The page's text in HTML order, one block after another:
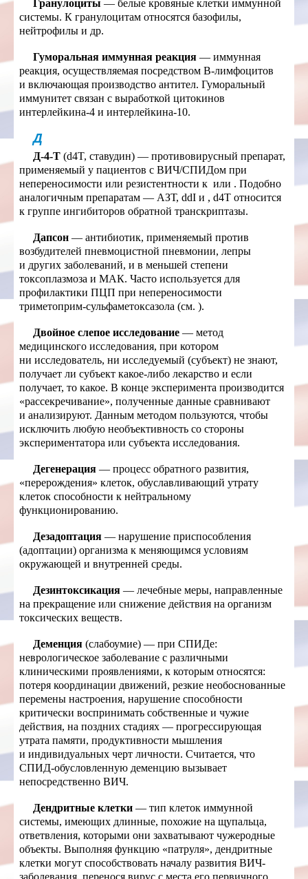
Гранулоциты — белые кровяные клетки иммунной
системы. К гранулоцитам относятся базофилы,
нейтрофилы и др.
Гуморальная иммунная реакция — иммунная
реакция, осуществляемая посредством В-лимфоцитов
и включающая производство антител. Гуморальный
иммунитет связан с выработкой цитокинов
интерлейкина-4 и интерлейкина-10.
Д
Д-4-Т (d4T, ставудин) — противовирусный препарат,
применяемый у пациентов с ВИЧ/СПИДом при
непереносимости или резистентности к или . Подобно
аналогичным препаратам — АЗТ, ddI и , d4T относится
к группе ингибиторов обратной транскриптазы.
Дапсон — антибиотик, применяемый против
возбудителей пневмоцистной пневмонии, лепры
и других заболеваний, и в меньшей степени
токсоплазмоза и МАК. Часто используется для
профилактики ПЦП при непереносимости
триметоприм-сульфаметоксазола (см. ).
Двойное слепое исследование — метод
медицинского исследования, при котором
ни исследователь, ни исследуемый (субъект) не знают,
получает ли субъект какое-либо лекарство и если
получает, то какое. В конце эксперимента производится
«рассекречивание», полученные данные сравнивают
и анализируют. Данным методом пользуются, чтобы
исключить любую необъективность со стороны
экспериментатора или субъекта исследования.
Дегенерация — процесс обратного развития,
«перерождения» клеток, обуславливающий утрату
клеток способности к нейтральному
функционированию.
Дезадоптация — нарушение приспособления
(адоптации) организма к меняющимся условиям
окружающей и внутренней среды.
Дезинтоксикация — лечебные меры, направленные
на прекращение или снижение действия на организм
токсических веществ.
Деменция (слабоумие) — при СПИДе:
неврологическое заболевание с различными
клиническими проявлениями, к которым относятся:
потеря координации движений, резкие необоснованные
перемены настроения, нарушение способности
критически воспринимать собственные и чужие
действия, на поздних стадиях — прогрессирующая
утрата памяти, продуктивности мышления
и индивидуальных черт личности. Считается, что
СПИД-обусловленную деменцию вызывает
непосредственно ВИЧ.
Дендритные клетки — тип клеток иммунной
системы, имеющих длинные, похожие на щупальца,
ответвления, которыми они захватывают чужеродные
объекты. Выполняя функцию «патруля», дендритные
клетки могут способствовать началу развития ВИЧ-
заболевания, перенося вирус с места его первичного